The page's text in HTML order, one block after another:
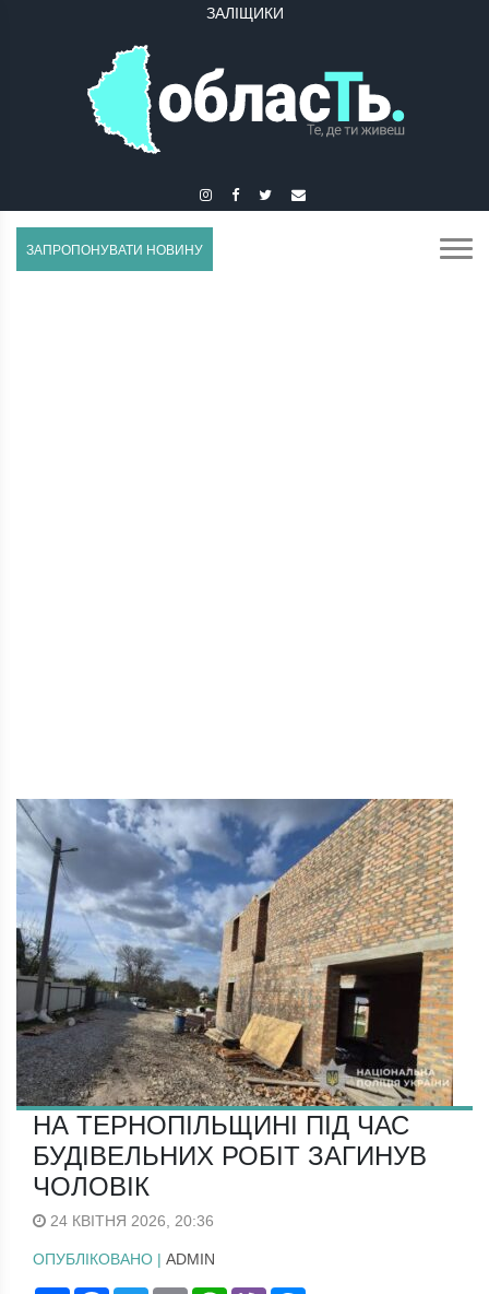
ЗАПРОПОНУВАТИ НОВИНУ
НА ТЕРНОПІЛЬЩИНІ ПІД ЧАС
БУДІВЕЛЬНИХ РОБІТ ЗАГИНУВ
ЧОЛОВІК
24 КВІТНЯ 2026, 20:36
ОПУБЛІКОВАНО | ADMIN